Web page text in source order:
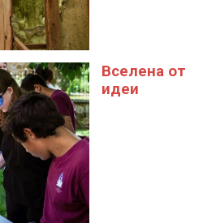
Вселена от
идеи